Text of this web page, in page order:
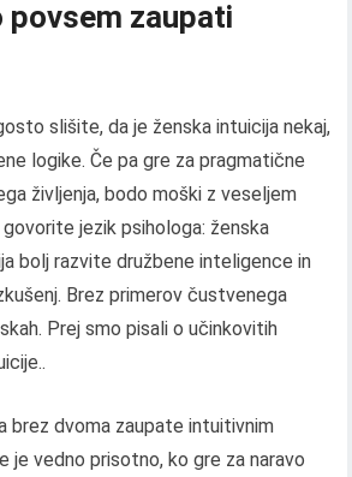
povsem zaupati
slišite, da je ženska intuicija nekaj,
logike. Če pa gre za pragmatične
življenja, bodo moški z veseljem
govorite jezik psihologa: ženska
bolj razvite družbene inteligence in
Brez primerov čustvenega
Prej smo pisali o učinkovitih
brez dvoma zaupate intuitivnim
je vedno prisotno, ko gre za naravo